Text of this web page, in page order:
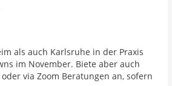
als auch Karlsruhe in der Praxis
im November. Biete aber auch
via Zoom Beratungen an, sofern